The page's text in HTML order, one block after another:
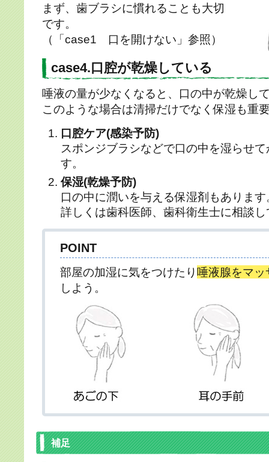
まず、歯ブラシに慣れることも大切
です。
（「case1 口を開けない」参照）
case4.口腔が乾燥している
唾液の量が少なくなると、口の中が乾燥し
このような場合は清掃だけでなく保湿も重
口腔ケア(感染予防)
スポンジブラシなどで口の中を湿らせ
す。
保湿(乾燥予防)
口の中に潤いを与える保湿剤もあります
詳しくは歯科医師、歯科衛生士に相談
POINT
部屋の加湿に気をつけたり唾液腺をマッ
しよう。
補足